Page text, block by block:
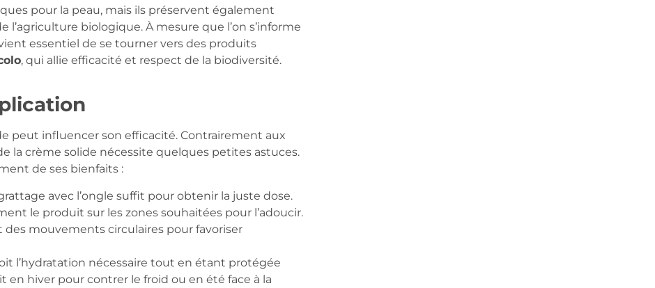
pour la peau, mais ils préservent également
l’agriculture biologique. À mesure que l’on s’informe
essentiel de se tourner vers des produits
, qui allie efficacité et respect de la biodiversité.
peut influencer son efficacité. Contrairement aux
la crème solide nécessite quelques petites astuces.
de ses bienfaits :
avec l’ongle suffit pour obtenir la juste dose.
le produit sur les zones souhaitées pour l’adoucir.
mouvements circulaires pour favoriser
l’hydratation nécessaire tout en étant protégée
en hiver pour contrer le froid ou en été face à la